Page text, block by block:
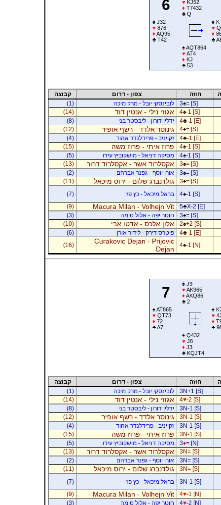
6 ♥ KJ52
♦ T7432
♣Q
♠J32
♥ 876
♦ AQ95
♣T42
♠K
♥
♦
♣
♠AQT864
♥ AT4
♦ KJ
♣53
חוזה צפון - דרום
קבוצה
3♠= [S] לובינסקי יובל - מרק מיכה
(1)
4♠-1 [S] אגוזי נילי - אנטין דוד
(14)
4♣-1 [E] ידלין דורון - ליבסטר בני
(8)
4♠= [S] גינוסר אלדד - רשף אופיר
(12)
4♣-1 [E] זק יניב - פרידלנדר אהוד
(4)
4♠-1 [S] פרוז איתי - פרוז משה
(15)
4♠-1 [S] מסיקה דניאל - מושקוביץ עידו
(5)
3♠= [S] אקסלרוד אשר - אקסלרוד דרור
(13)
3♠= [S] אורן יוסף - גפנר אברהם
(2)
3♠= [S] גולדנברג שלום - ירוס מיכאל
(11)
4♠-1 [S] בראל מיכאל - כץ פז
(7)
5♣X-2 [E]
Macura Milan - Volhejn Vit
(9)
3♠= [S] חוטר יפה - אלול סימה
(3)
2♠+2 [S] אלון אלכס - אדטו אבי
(10)
4♣-1 [E] פיטרס דירק - לידור אורן
(6)
4♠-1 [N]
Curakovic Dejan - Prijovic
Dejan
(16)
7
♠J9
♥ AK965
♦ AKQ86
♣2
♠AT865
♥ QT73
♦ 72
♣A7
♠
♥
♦
♣
♠Q432
♥ J8
♦ J3
♣KQJT4
חוזה צפון - דרום
קבוצה
3N+1 [S]
לובינסקי יובל - מרק מיכה
(1)
4♥-2 [S] אגוזי נילי - אנטין דוד
(14)
3N-1 [S]
ידלין דורון - ליבסטר בני
(8)
3N-1 [S]
גינוסר אלדד - רשף אופיר
(12)
3N-1 [S]
זק יניב - פרידלנדר אהוד
(4)
3N-1 [S]
פרוז איתי - פרוז משה
(15)
3♦= [N] מסיקה דניאל - מושקוביץ עידו
(5)
3N= [S]
אקסלרוד אשר - אקסלרוד דרור
(13)
3N= [S]
אורן יוסף - גפנר אברהם
(2)
3N= [S]
גולדנברג שלום - ירוס מיכאל
(11)
3N-1 [S]
בראל מיכאל - כץ פז
(7)
4♥-1 [N]
Macura Milan - Volhejn Vit
(9)
4♥-2 [N] חוטר יפה - אלול סימה
(3)